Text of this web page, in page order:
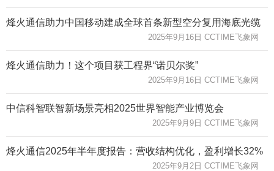
烽火通信助力中国移动建成全球首条新型空分复用海底光缆
2025年9月16日 CCTIME飞象网
烽火通信助力！这个项目获工程界“诺贝尔奖”
2025年9月16日 CCTIME飞象网
中信科智联智新场景亮相2025世界智能产业博览会
2025年9月9日 CCTIME飞象网
烽火通信2025年半年度报告：营收结构优化，盈利增长32%
2025年9月2日 CCTIME飞象网